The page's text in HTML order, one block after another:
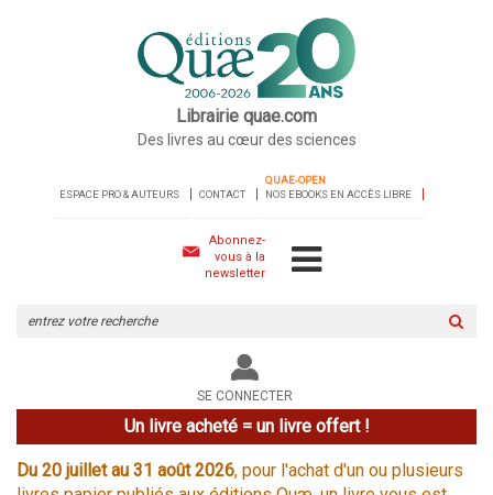
Librairie quae.com
Des livres au cœur des sciences
ESPACE PRO & AUTEURS CONTACT
QUAE-OPEN
NOS EBOOKS EN ACCÈS LIBRE
Abonnez-
vous à la
newsletter
le
site
SE CONNECTER
Un livre acheté = un livre offert !
Du 20 juillet au 31 août 2026, pour l'achat d'un ou plusieurs